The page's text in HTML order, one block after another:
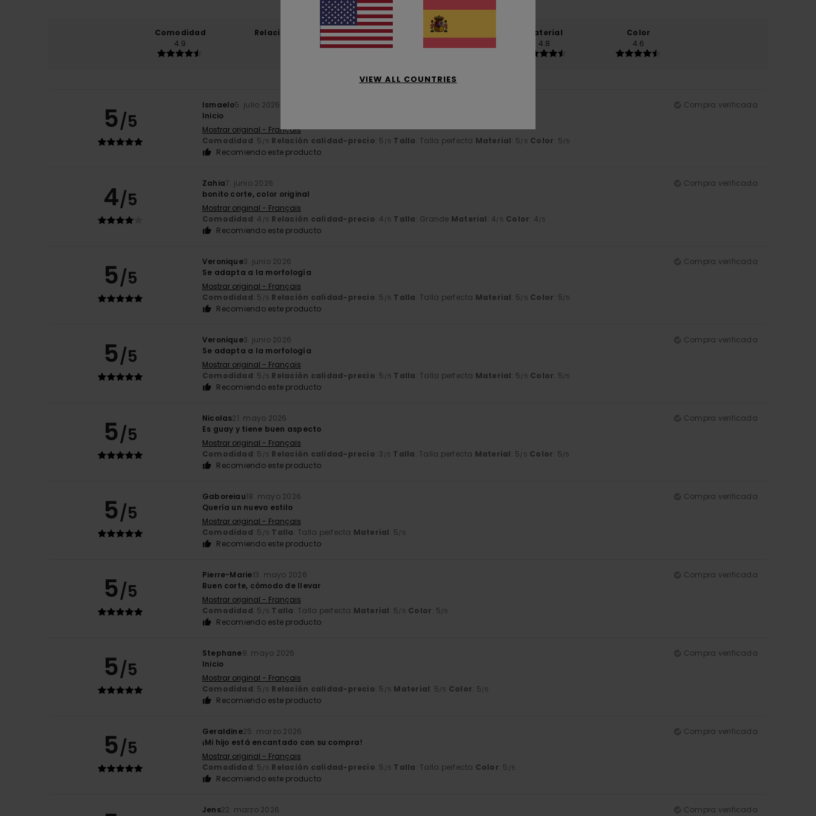
Comodidad
4.9
Relación calidad-precio
Talla
Material
4.8
Color
4.6
5/5
Ismaelo5. julio 2026
Compra verificada
Inicio
Mostrar original - Français
Comodidad: 5 /5 Relación calidad-precio: 5 /5 Talla: Talla perfecta Material: 5/5 Color: 5/5
Recomiendo este producto
4/5
Zahia7. junio 2026
Compra verificada
bonito corte, color original
Mostrar original - Français
Comodidad: 4 /5 Relación calidad-precio: 4 /5 Talla: Grande Material: 4/5 Color: 4/5
Recomiendo este producto
5/5
Veronique3. junio 2026
Compra verificada
Se adapta a la morfología
Mostrar original - Français
Comodidad: 5 /5 Relación calidad-precio: 5 /5 Talla: Talla perfecta Material: 5/5 Color: 5/5
Recomiendo este producto
5/5
Veronique3. junio 2026
Compra verificada
Se adapta a la morfología
Mostrar original - Français
Comodidad: 5 /5 Relación calidad-precio: 5 /5 Talla: Talla perfecta Material: 5/5 Color: 5/5
Recomiendo este producto
5/5
Nicolas21. mayo 2026
Compra verificada
Es guay y tiene buen aspecto
Mostrar original - Français
Comodidad: 5 /5 Relación calidad-precio: 3 /5 Talla: Talla perfecta Material: 5/5 Color: 5/5
Recomiendo este producto
5/5
Gaboreiau18. mayo 2026
Compra verificada
Quería un nuevo estilo
Mostrar original - Français
Comodidad: 5 /5 Talla: Talla perfecta Material: 5/5
Recomiendo este producto
5/5
Pierre-Marie13. mayo 2026
Compra verificada
Buen corte, cómodo de llevar
Mostrar original - Français
Comodidad: 5 /5 Talla: Talla perfecta Material: 5/5 Color: 5/5
Recomiendo este producto
5/5
Stephane9. mayo 2026
Compra verificada
Inicio
Mostrar original - Français
Comodidad: 5 /5 Relación calidad-precio: 5 /5 Material: 5/5 Color: 5/5
Recomiendo este producto
5/5
Geraldine25. marzo 2026
Compra verificada
¡Mi hijo está encantado con su compra!
Mostrar original - Français
Comodidad: 5 /5 Relación calidad-precio: 5 /5 Talla: Talla perfecta Color: 5 /5
Recomiendo este producto
Jens22. marzo 2026
Compra verificada
VIEW ALL COUNTRIES